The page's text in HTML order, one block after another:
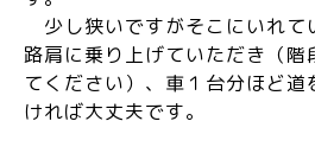
少し狭いですがそこにいれて
路肩に乗り上げていただき（階
てください）、車１台分ほど
ければ大丈夫です。